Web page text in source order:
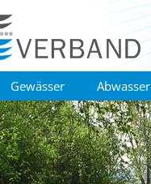
Gewässer Abwasser